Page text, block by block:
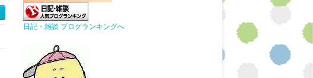
日記・雑談 ブログランキングへ